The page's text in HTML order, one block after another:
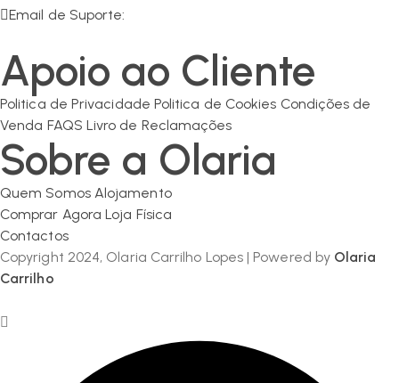
Email de Suporte:
Apoio ao Cliente
Politica de Privacidade Politica de Cookies Condições de
Venda FAQS Livro de Reclamações
Sobre a Olaria
Quem Somos Alojamento
Comprar Agora Loja Física
Contactos
Copyright 2024, Olaria Carrilho Lopes | Powered by Olaria
Carrilho